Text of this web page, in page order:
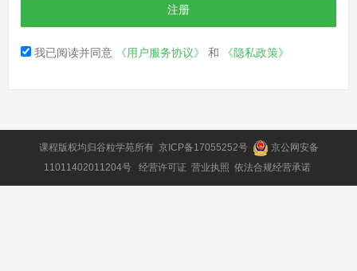
注册
我已阅读并同意 《用户服务协议》 和 《隐私政策》
课程版权均归谷粒学苑所有 京ICP备17055252号
京公网安备
11011402011204号
经营许可证 营业执照 依法合规经营承诺